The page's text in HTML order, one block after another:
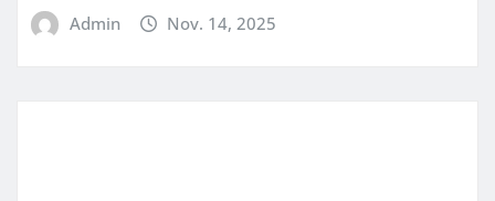
Admin Nov. 14, 2025